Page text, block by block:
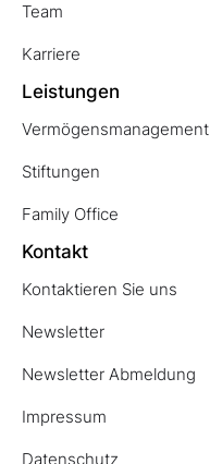
Team
Karriere
Leistungen
Vermögensmanagement
Stiftungen
Family Office
Kontakt
Kontaktieren Sie uns
Newsletter
Newsletter Abmeldung
Impressum
Datenschutz